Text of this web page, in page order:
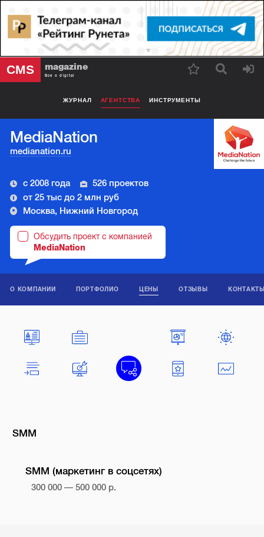
CMS magazine
Все о digital
ЖУРНАЛ АГЕНТСТВА ИНСТРУМЕНТЫ
MediaNation
medianation.ru
с 2008 года
526 проектов
от 25 тыс до 2 млн руб
Москва, Нижний Новгород
Обсудить проект с компанией
MediaNation
О КОМПАНИИ ПОРТФОЛИО ЦЕНЫ ОТЗЫВЫ
SMM
SMM (маркетинг в соцсетях)
300 000 — 500 000 р.